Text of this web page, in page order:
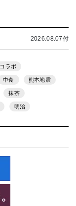
2026.08.07付
コラボ
中食 熊本地震
抹茶
明治